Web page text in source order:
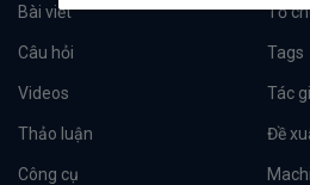
Bài viết Tổ
Câu hỏi Tags
Videos Tác
Thảo luận Đề
Công cụ